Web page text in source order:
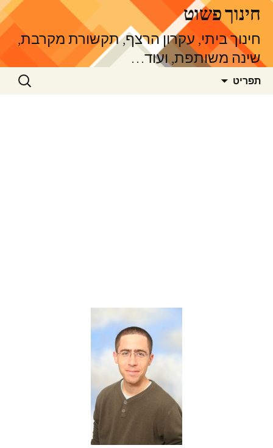
לדלג
לתוכןחינוך פשוט
חינוך ביתי, עקרון הרצף, תקשורת מקרבת,
שינה משותפת, ועוד…
תפריט חיפוש: